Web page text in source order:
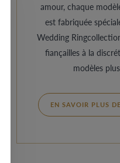
amour, chaque
est fabriquée
Wedding
fiançailles à la
modèles
EN SAVOIR PLUS